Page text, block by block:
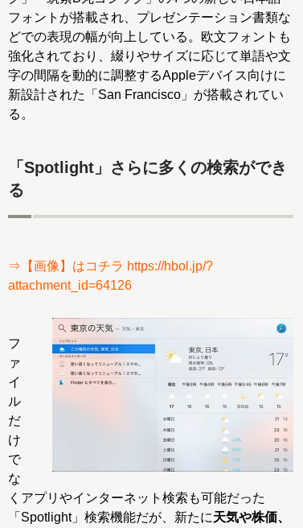
フォントが搭載され、プレゼンテーション書類な
どでの表現の幅が向上している。欧文フォントも
強化されており、綴りやサイズに応じて単語や文
字の間隔を動的に調整するAppleデバイス向けに
新設計された「San Francisco」が搭載されてい
る。
「Spotlight」さらに多くの検索ができ
る
⇒【画像】はコチラ https://hbol.jp/?
attachment_id=64126
フ
ァ
イ
ル
だ
け
で
な
くアプリやインターネット検索も可能だった
「Spotlight」検索機能だが、新たに天気や株価、